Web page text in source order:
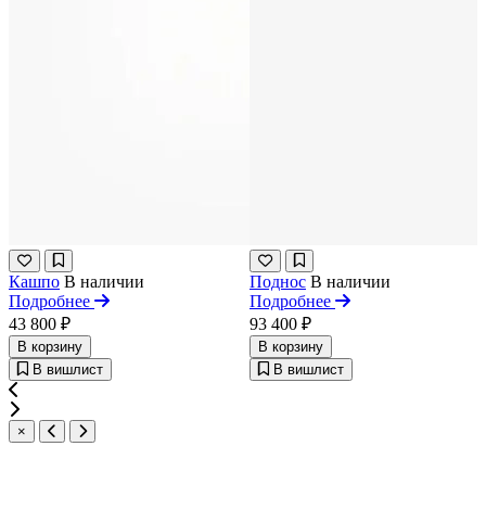
Кашпо В наличии
Подробнее
43 800 ₽
В корзину
В вишлист
Поднос В наличии
Подробнее
93 400 ₽
В корзину
В вишлист
×